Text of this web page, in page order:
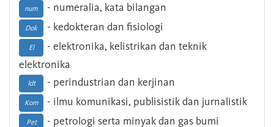
num - numeralia, kata bilangan
Dok - kedokteran dan fisiologi
El
- elektronika, kelistrikan dan teknik
elektronika
Idt - perindustrian dan kerjinan
Kom - ilmu komunikasi, publisistik dan jurnalistik
Pet - petrologi serta minyak dan gas bumi